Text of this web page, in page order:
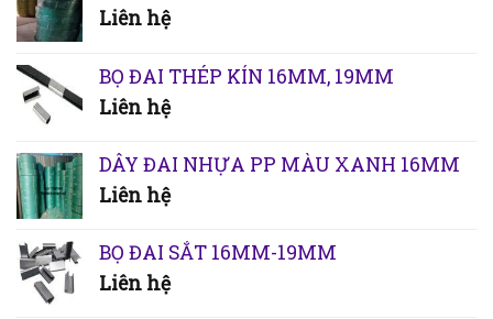
Liên hệ
BỌ ĐAI THÉP KÍN 16MM, 19MM
Liên hệ
DÂY ĐAI NHỰA PP MÀU XANH 16MM
Liên hệ
BỌ ĐAI SẮT 16MM-19MM
Liên hệ